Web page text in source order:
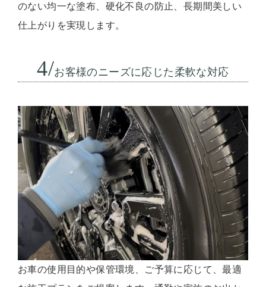
のない均一な塗布、硬化不良の防止、長期間美しい
仕上がりを実現します。
4/お客様のニーズに応じた柔軟な対応
お車の使用目的や保管環境、ご予算に応じて、最適